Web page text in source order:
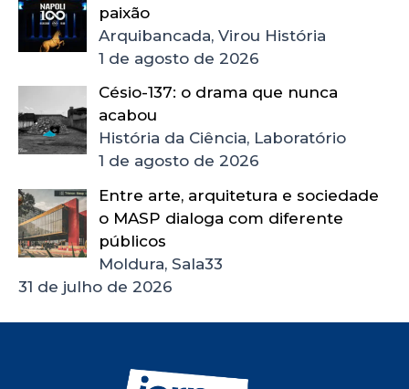
paixão
Arquibancada, Virou História
1 de agosto de 2026
Césio-137: o drama que nunca
acabou
História da Ciência, Laboratório
1 de agosto de 2026
Entre arte, arquitetura e sociedade
o MASP dialoga com diferente
públicos
Moldura, Sala33
31 de julho de 2026